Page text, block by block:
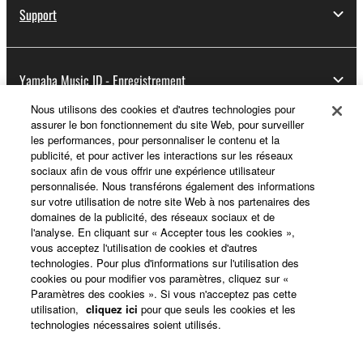
Support
Yamaha Music ID - Enregistrement
A propos de Yamaha
France - French
Professionnel
Nous utilisons des cookies et d'autres technologies pour
assurer le bon fonctionnement du site Web, pour surveiller
les performances, pour personnaliser le contenu et la
publicité, et pour activer les interactions sur les réseaux
sociaux afin de vous offrir une expérience utilisateur
personnalisée. Nous transférons également des informations
sur votre utilisation de notre site Web à nos partenaires des
domaines de la publicité, des réseaux sociaux et de
l'analyse. En cliquant sur « Accepter tous les cookies »,
vous acceptez l'utilisation de cookies et d'autres
technologies. Pour plus d'informations sur l'utilisation des
cookies ou pour modifier vos paramètres, cliquez sur «
Paramètres des cookies ». Si vous n'acceptez pas cette
utilisation, cliquez ici pour que seuls les cookies et les
technologies nécessaires soient utilisés.